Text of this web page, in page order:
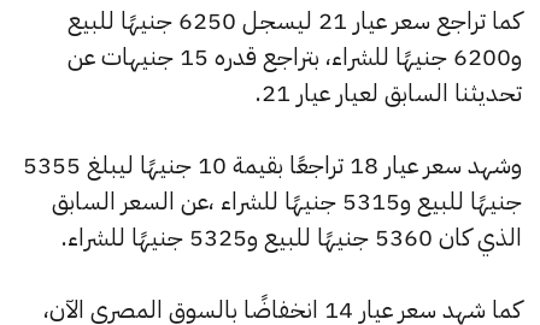
كما تراجع سعر عيار 21 ليسجل 6250 جنيهًا للبيع
و6200 جنيهًا للشراء، بتراجع قدره 15 جنيهات عن
تحديثنا السابق لعيار عيار 21.
وشهد سعر عيار 18 تراجعًا بقيمة 10 جنيهًا ليبلغ 5355
جنيهًا للبيع و5315 جنيهًا للشراء ،عن السعر السابق
الذي كان 5360 جنيهًا للبيع و5325 جنيهًا للشراء.
كما شهد سعر عيار 14 انخفاضًا بالسوق المصري الآن،